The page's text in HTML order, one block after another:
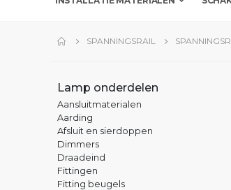
SPANNINGSRAIL
Lamp onderdelen
Aansluitmaterialen
Aarding
Afsluit en sierdoppen
Dimmers
Draadeind
Fittingen
Fitting beugels